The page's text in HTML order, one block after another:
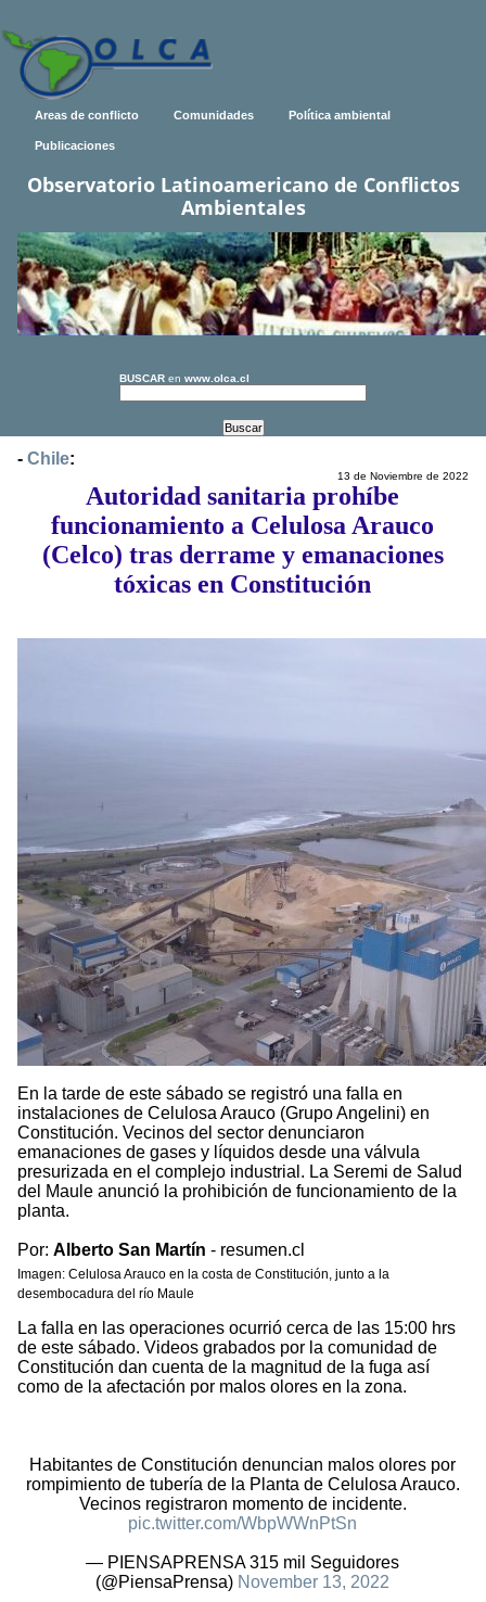
Areas de conflicto Comunidades Política ambiental
Publicaciones
Observatorio Latinoamericano de Conflictos
Ambientales
BUSCAR en www.olca.cl
- Chile:
13 de Noviembre de 2022
Autoridad sanitaria prohíbe
funcionamiento a Celulosa Arauco
(Celco) tras derrame y emanaciones
tóxicas en Constitución
En la tarde de este sábado se registró una falla en
instalaciones de Celulosa Arauco (Grupo Angelini) en
Constitución. Vecinos del sector denunciaron
emanaciones de gases y líquidos desde una válvula
presurizada en el complejo industrial. La Seremi de Salud
del Maule anunció la prohibición de funcionamiento de la
planta.
Por: Alberto San Martín - resumen.cl
Imagen: Celulosa Arauco en la costa de Constitución, junto a la
desembocadura del río Maule
La falla en las operaciones ocurrió cerca de las 15:00 hrs
de este sábado. Videos grabados por la comunidad de
Constitución dan cuenta de la magnitud de la fuga así
como de la afectación por malos olores en la zona.
Habitantes de Constitución denuncian malos olores por
rompimiento de tubería de la Planta de Celulosa Arauco.
Vecinos registraron momento de incidente.
pic.twitter.com/WbpWWnPtSn
— PIENSAPRENSA 315 mil Seguidores
(@PiensaPrensa) November 13, 2022